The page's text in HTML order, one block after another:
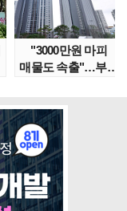
"3000만원 마피
매물도 속출"…부산